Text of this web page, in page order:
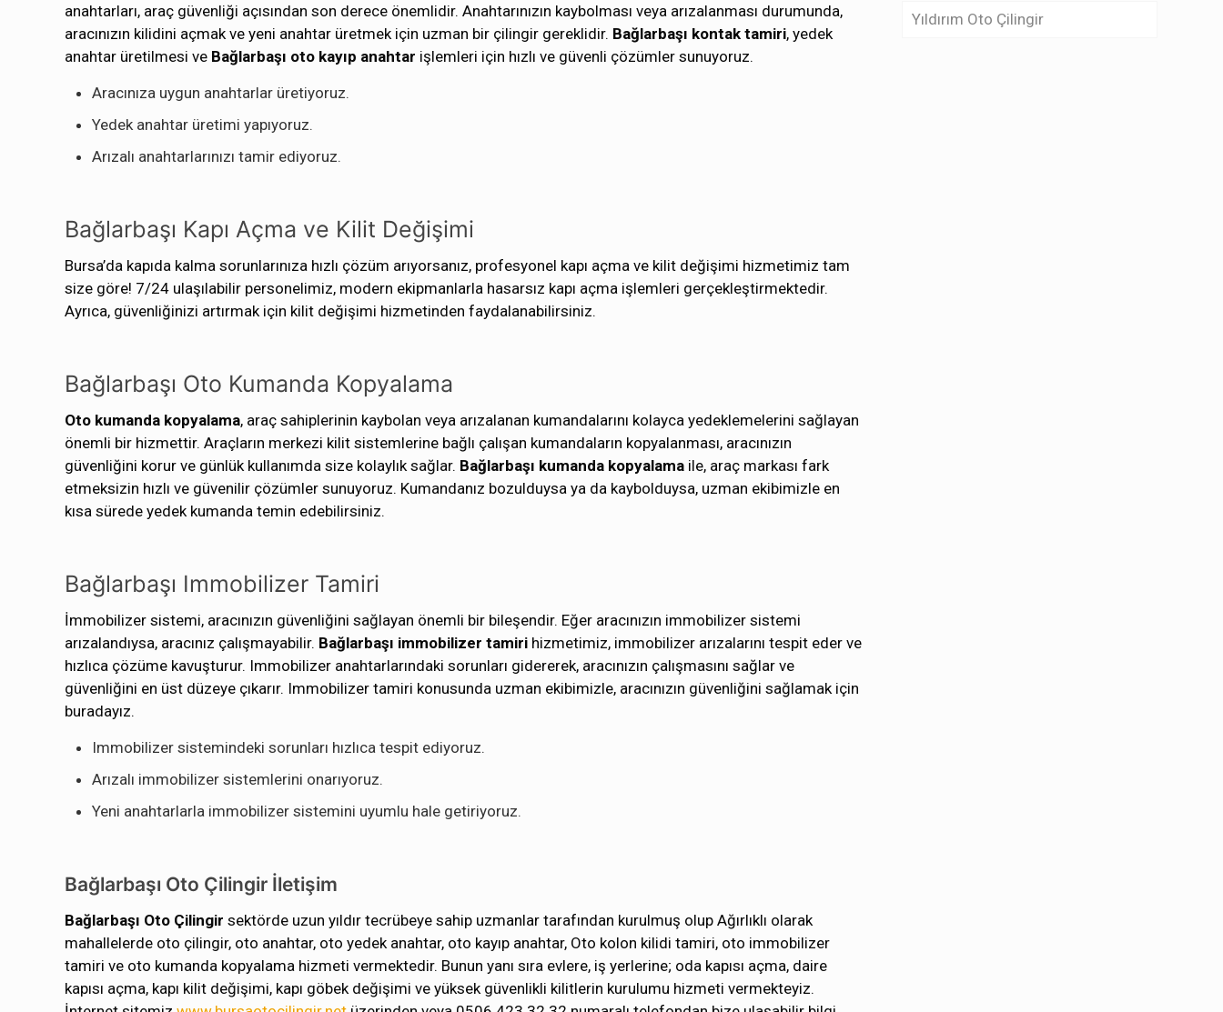
anahtarları, araç güvenliği açısından son derece önemlidir. Anahtarınızın kaybolması veya arızalanması durumunda,
aracınızın kilidini açmak ve yeni anahtar üretmek için uzman bir çilingir gereklidir. Bağlarbaşı kontak tamiri, yedek
anahtar üretilmesi ve Bağlarbaşı oto kayıp anahtar işlemleri için hızlı ve güvenli çözümler sunuyoruz.
Aracınıza uygun anahtarlar üretiyoruz.
Yedek anahtar üretimi yapıyoruz.
Arızalı anahtarlarınızı tamir ediyoruz.
Bağlarbaşı Kapı Açma ve Kilit Değişimi
Bursa’da kapıda kalma sorunlarınıza hızlı çözüm arıyorsanız, profesyonel kapı açma ve kilit değişimi hizmetimiz tam
size göre! 7/24 ulaşılabilir personelimiz, modern ekipmanlarla hasarsız kapı açma işlemleri gerçekleştirmektedir.
Ayrıca, güvenliğinizi artırmak için kilit değişimi hizmetinden faydalanabilirsiniz.
Bağlarbaşı Oto Kumanda Kopyalama
Oto kumanda kopyalama, araç sahiplerinin kaybolan veya arızalanan kumandalarını kolayca yedeklemelerini sağlayan
önemli bir hizmettir. Araçların merkezi kilit sistemlerine bağlı çalışan kumandaların kopyalanması, aracınızın
güvenliğini korur ve günlük kullanımda size kolaylık sağlar. Bağlarbaşı kumanda kopyalamaile, araç markası fark
etmeksizin hızlı ve güvenilir çözümler sunuyoruz. Kumandanız bozulduysa ya da kaybolduysa, uzman ekibimizle en
kısa sürede yedek kumanda temin edebilirsiniz.
Bağlarbaşı Immobilizer Tamiri
İmmobilizer sistemi, aracınızın güvenliğini sağlayan önemli bir bileşendir. Eğer aracınızın immobilizer sistemi
arızalandıysa, aracınız çalışmayabilir. Bağlarbaşı immobilizer tamirihizmetimiz, immobilizer arızalarını tespit eder ve
hızlıca çözüme kavuşturur. Immobilizer anahtarlarındaki sorunları gidererek, aracınızın çalışmasını sağlar ve
güvenliğini en üst düzeye çıkarır. Immobilizer tamiri konusunda uzman ekibimizle, aracınızın güvenliğini sağlamak için
buradayız.
Immobilizer sistemindeki sorunları hızlıca tespit ediyoruz.
Arızalı immobilizer sistemlerini onarıyoruz.
Yeni anahtarlarla immobilizer sistemini uyumlu hale getiriyoruz.
Bağlarbaşı Oto Çilingir İletişim
Bağlarbaşı Oto Çilingir sektörde uzun yıldır tecrübeye sahip uzmanlar tarafından kurulmuş olup Ağırlıklı olarak
mahallelerde oto çilingir, oto anahtar, oto yedek anahtar, oto kayıp anahtar, Oto kolon kilidi tamiri, oto immobilizer
tamiri ve oto kumanda kopyalama hizmeti vermektedir. Bunun yanı sıra evlere, iş yerlerine; oda kapısı açma, daire
kapısı açma, kapı kilit değişimi, kapı göbek değişimi ve yüksek güvenlikli kilitlerin kurulumu hizmeti vermekteyiz.
Yıldırım Oto Çilingir